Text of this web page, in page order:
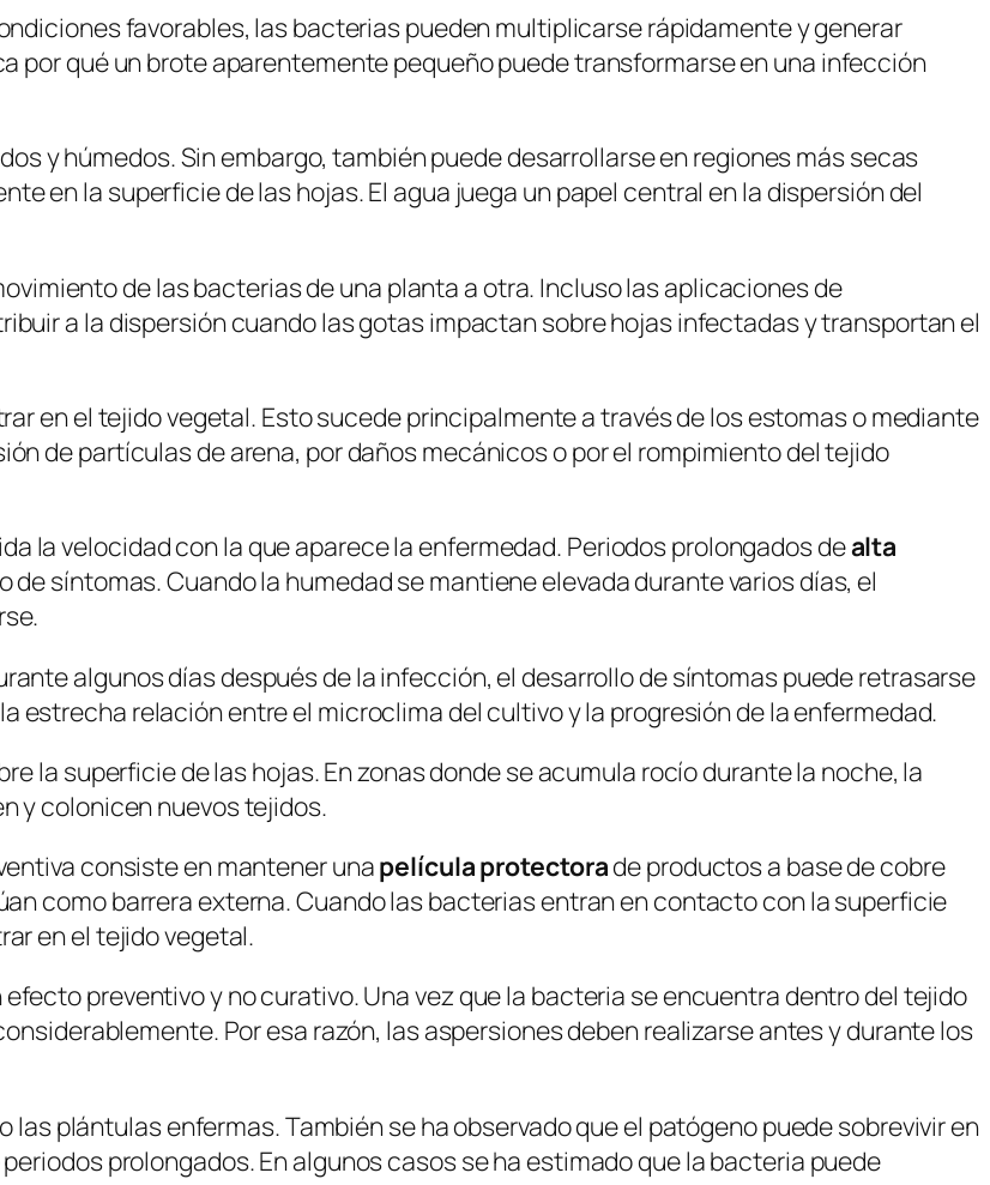
favorables, las bacterias pueden multiplicarse rápidamente y generar
por qué un brote aparentemente pequeño puede transformarse en una infección
y húmedos. Sin embargo, también puede desarrollarse en regiones más secas
en la superficie de las hojas. El agua juega un papel central en la dispersión del
de las bacterias de una planta a otra. Incluso las aplicaciones de
a la dispersión cuando las gotas impactan sobre hojas infectadas y transportan el
en el tejido vegetal. Esto sucede principalmente a través de los estomas o mediante
de partículas de arena, por daños mecánicos o por el rompimiento del tejido
la velocidad con la que aparece la enfermedad. Periodos prolongados dealta
síntomas. Cuando la humedad se mantiene elevada durante varios días, el
algunos días después de la infección, el desarrollo de síntomas puede retrasarse
relación entre el microclima del cultivo y la progresión de la enfermedad.
la superficie de las hojas. En zonas donde se acumula rocío durante la noche, la
y colonicen nuevos tejidos.
consiste en mantener unapelícula protectorade productos a base de cobre
como barrera externa. Cuando las bacterias entran en contacto con la superficie
en el tejido vegetal.
preventivo y no curativo. Una vez que la bacteria se encuentra dentro del tejido
Por esa razón, las aspersiones deben realizarse antes y durante los
plántulas enfermas. También se ha observado que el patógeno puede sobrevivir en
prolongados. En algunos casos se ha estimado que la bacteria puede